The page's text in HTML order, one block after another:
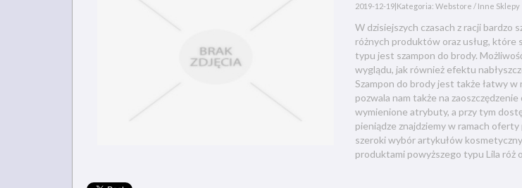
2019-12-19|Kategoria: Webstore / Inne Sklepy
W dzisiejszych czasach z racji bardzo
różnych produktów oraz usług, które
typu jest szampon do brody.
wyglądu, jak również efektu
Szampon do brody jest także łatwy
pozwala nam także na
wymienione atrybuty, a przy tym
pieniądze znajdziemy w ramach
szeroki wybór artykułów
produktami powyższego typu Lila